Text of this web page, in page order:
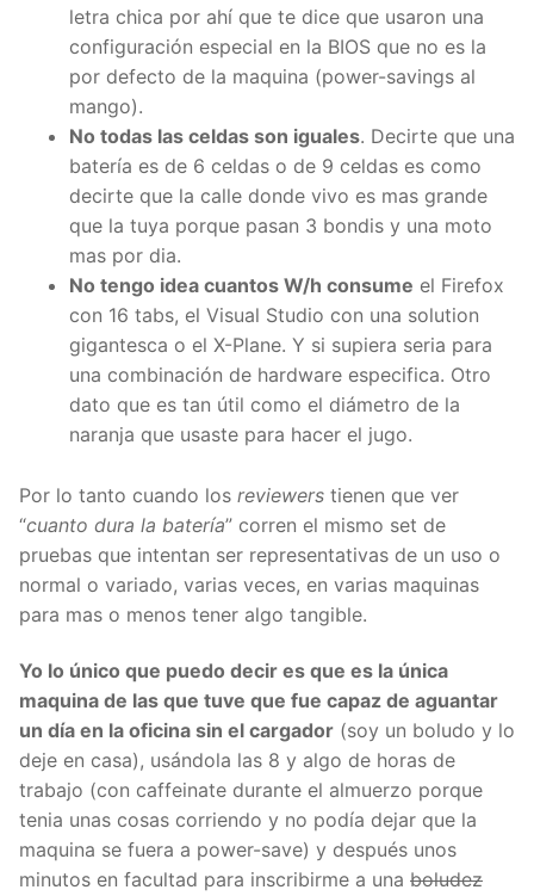
letra chica por ahí que te dice que usaron una
configuración especial en la BIOS que no es la
por defecto de la maquina (power-savings al
mango).
No todas las celdas son iguales. Decirte que una
batería es de 6 celdas o de 9 celdas es como
decirte que la calle donde vivo es mas grande
que la tuya porque pasan 3 bondis y una moto
mas por dia.
No tengo idea cuantos W/h consume el Firefox
con 16 tabs, el Visual Studio con una solution
gigantesca o el X-Plane. Y si supiera seria para
una combinación de hardware especifica. Otro
dato que es tan útil como el diámetro de la
naranja que usaste para hacer el jugo.
Por lo tanto cuando los reviewers tienen que ver
“cuanto dura la batería” corren el mismo set de
pruebas que intentan ser representativas de un uso o
normal o variado, varias veces, en varias maquinas
para mas o menos tener algo tangible.
Yo lo único que puedo decir es que es la única
maquina de las que tuve que fue capaz de aguantar
un día en la oficina sin el cargador (soy un boludo y lo
deje en casa), usándola las 8 y algo de horas de
trabajo (con caffeinate durante el almuerzo porque
tenia unas cosas corriendo y no podía dejar que la
maquina se fuera a power-save) y después unos
minutos en facultad para inscribirme a una boludez